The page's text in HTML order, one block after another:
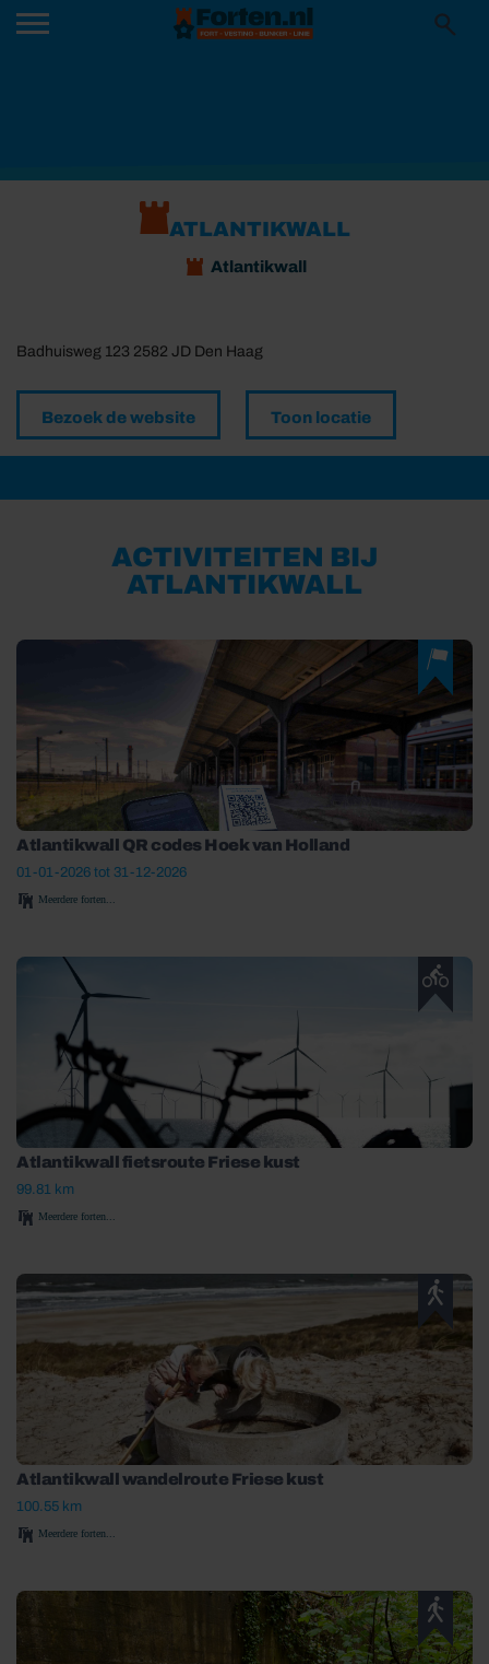
ATLANTIKWALL
Atlantikwall
Badhuisweg 123 2582 JD Den Haag
Bezoek de website Toon locatie
ACTIVITEITEN BIJ
ATLANTIKWALL
Atlantikwall QR codes Hoek van Holland
01-01-2026 tot 31-12-2026
Meerdere forten...
Atlantikwall fietsroute Friese kust
99.81 km
Meerdere forten...
Atlantikwall wandelroute Friese kust
100.55 km
Meerdere forten...